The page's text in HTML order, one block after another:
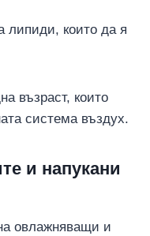
липиди, които да я
възраст, които
система въздух.
и напукани
овлажняващи и